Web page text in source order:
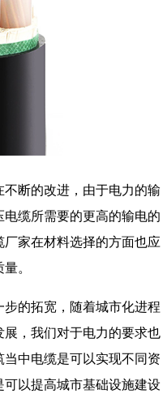
断的改进，由于电力的输
缆所需要的更高的输电的
家在材料选择的方面也应
。
的拓宽，随着城市化进程
，我们对于电力的要求也
中电缆是可以实现不同资
以提高城市基础设施建设